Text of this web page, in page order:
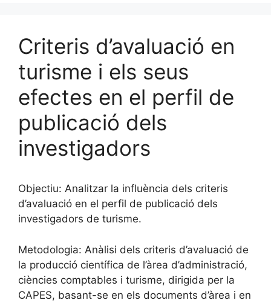
Criteris d’avaluació en
turisme i els seus
efectes en el perfil de
publicació dels
investigadors
Objectiu: Analitzar la influència dels criteris
d’avaluació en el perfil de publicació dels
investigadors de turisme.
Metodologia: Anàlisi dels criteris d’avaluació de
la producció científica de l’àrea d’administració,
ciències comptables i turisme, dirigida per la
CAPES, basant-se en els documents d’àrea i en